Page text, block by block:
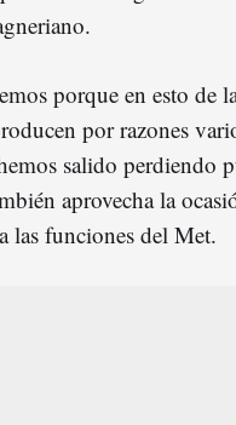
porque en esto de
por razones
salido perdiendo
aprovecha la
las funciones del Met.